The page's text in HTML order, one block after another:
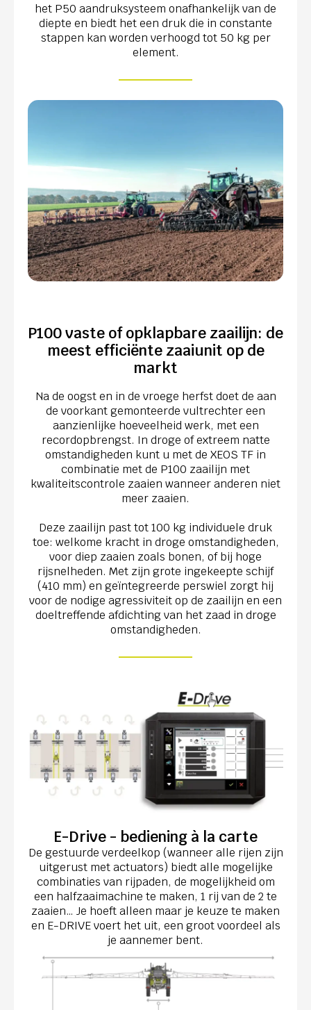
het P50 aandruksysteem onafhankelijk van de
diepte en biedt het een druk die in constante
stappen kan worden verhoogd tot 50 kg per
element.
P100 vaste of opklapbare zaailijn: de
meest efficiënte zaaiunit op de
markt
Na de oogst en in de vroege herfst doet de aan
de voorkant gemonteerde vultrechter een
aanzienlijke hoeveelheid werk, met een
recordopbrengst. In droge of extreem natte
omstandigheden kunt u met de XEOS TF in
combinatie met de P100 zaailijn met
kwaliteitscontrole zaaien wanneer anderen niet
meer zaaien.
Deze zaailijn past tot 100 kg individuele druk
toe: welkome kracht in droge omstandigheden,
voor diep zaaien zoals bonen, of bij hoge
rijsnelheden. Met zijn grote ingekeepte schijf
(410 mm) en geïntegreerde perswiel zorgt hij
voor de nodige agressiviteit op de zaailijn en een
doeltreffende afdichting van het zaad in droge
omstandigheden.
E-Drive - bediening à la carte
De gestuurde verdeelkop (wanneer alle rijen zijn
uitgerust met actuators) biedt alle mogelijke
combinaties van rijpaden, de mogelijkheid om
een halfzaaimachine te maken, 1 rij van de 2 te
zaaien… Je hoeft alleen maar je keuze te maken
en E-DRIVE voert het uit, een groot voordeel als
je aannemer bent.